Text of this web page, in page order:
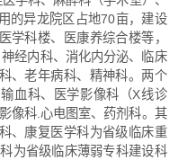
的异龙院区占地70亩，建设
学科楼、医康养综合楼等，
经内科、消化内分泌、临床
、老年病科、精神科。两个
血科、医学影像科（X线诊
像科.心电图室、药剂科。其
、康复医学科为省级临床重
为省级临床薄弱专科建设科